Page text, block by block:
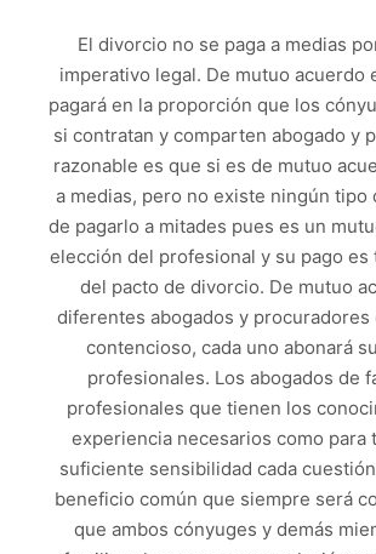
El divorcio no se paga a medias
imperativo legal. De mutuo acuerdo
pagará en la proporción que los
si contratan y comparten abogado y
razonable es que si es de mutuo
a medias, pero no existe ningún tipo
de pagarlo a mitades pues es un
elección del profesional y su pago es
del pacto de divorcio. De mutuo
diferentes abogados y procuradores
contencioso, cada uno abonará
profesionales. Los abogados de
profesionales que tienen los
experiencia necesarios como para
suficiente sensibilidad cada
beneficio común que siempre será
que ambos cónyuges y demás